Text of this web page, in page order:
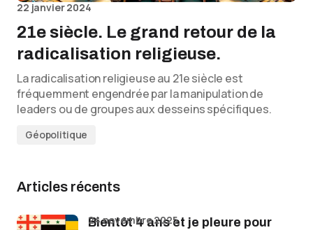
22 janvier 2024
21e siècle. Le grand retour de la
radicalisation religieuse.
La radicalisation religieuse au 21e siècle est
fréquemment engendrée par la manipulation de
leaders ou de groupes aux desseins spécifiques.
Géopolitique
Articles récents
Bientôt 4 ans et je pleure pour
24 novembre 2025